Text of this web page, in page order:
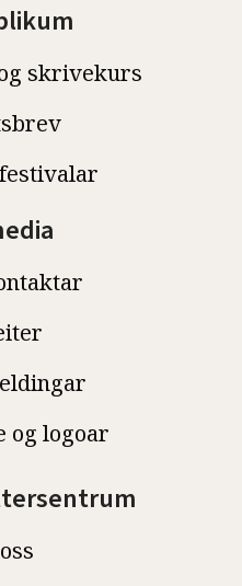
skrivekurs
og logoar